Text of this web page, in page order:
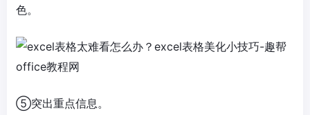
色。
⑤突出重点信息。